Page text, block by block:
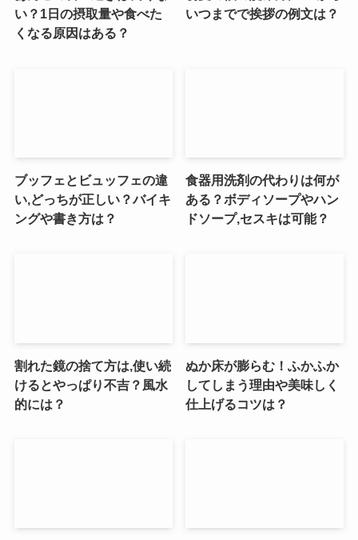
い？1日の摂取量や食べた
くなる原因はある？
いつまでで挨拶の例文は？
ブッフェとビュッフェの違
い,どっちが正しい？バイキ
ングや書き方は？
食器用洗剤の代わりは何が
ある？ボディソープやハン
ドソープ,セスキは可能？
割れた鏡の捨て方は,使い続
けるとやっぱり不吉？風水
的には？
ぬか床が膨らむ！ふかふか
してしまう理由や美味しく
仕上げるコツは？